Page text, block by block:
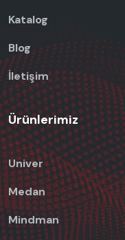
Katalog
Blog
İletişim
Ürünlerimiz
Univer
Medan
Mindman